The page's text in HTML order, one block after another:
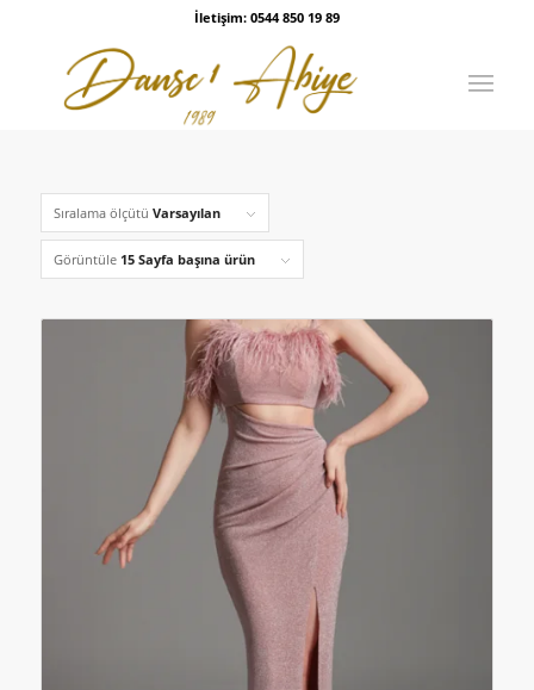
İletişim: 0544 850 19 89
Sıralama ölçütü Varsayılan
Görüntüle 15 Sayfa başına ürün